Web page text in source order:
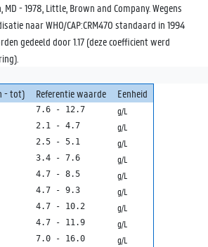
- 1978, Little, Brown and Company. Wegens
naar WHO/CAP:CRM470 standaard in 1994
gedeeld door 1.17 (deze coefficient werd
- tot) Referentie waarde Eenheid
7.6 - 12.7
g/L
2.1 - 4.7
g/L
2.5 - 5.1
g/L
3.4 - 7.6
g/L
4.7 - 8.5
g/L
4.7 - 9.3
g/L
4.7 - 10.2
g/L
4.7 - 11.9
g/L
7.0 - 16.0 g/L